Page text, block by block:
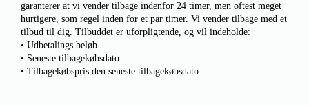
garanterer at vi vender tilbage indenfor 24 timer, men oftest meget
hurtigere, som regel inden for et par timer. Vi vender tilbage med et
tilbud til dig. Tilbuddet er uforpligtende, og vil indeholde:
• Udbetalings beløb
• Seneste tilbagekøbsdato
• Tilbagekøbspris den seneste tilbagekøbsdato.